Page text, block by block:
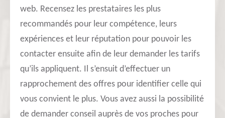
web. Recensez les prestataires les plus
recommandés pour leur compétence, leurs
expériences et leur réputation pour pouvoir les
contacter ensuite afin de leur demander les tarifs
qu’ils appliquent. Il s’ensuit d’effectuer un
rapprochement des offres pour identifier celle qui
vous convient le plus. Vous avez aussi la possibilité
de demander conseil auprès de vos proches pour